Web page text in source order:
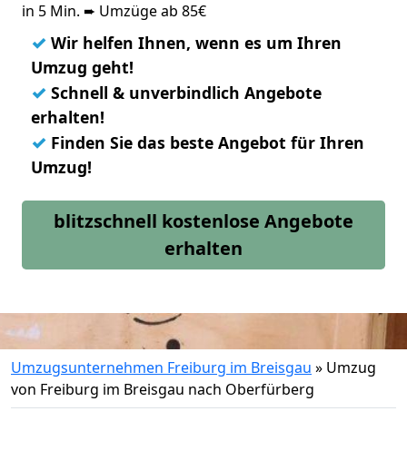
in 5 Min. ➨ Umzüge ab 85€
✓ Wir helfen Ihnen, wenn es um Ihren
Umzug geht!
✓ Schnell & unverbindlich Angebote
erhalten!
✓ Finden Sie das beste Angebot für Ihren
Umzug!
blitzschnell kostenlose Angebote
erhalten
Umzugsunternehmen Freiburg im Breisgau » Umzug
von Freiburg im Breisgau nach Oberfürberg